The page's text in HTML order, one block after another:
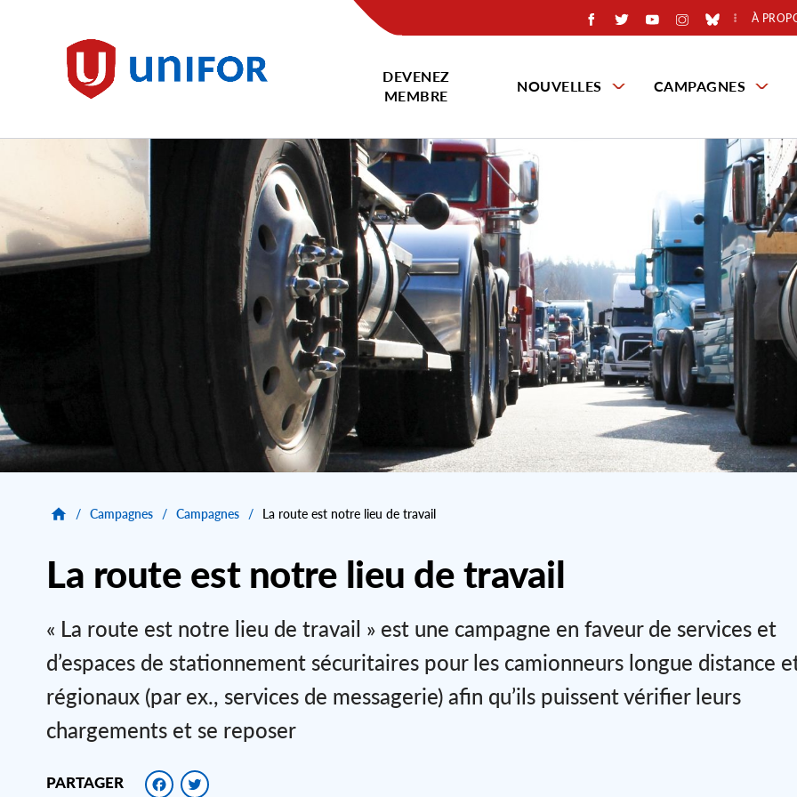
Unifor
À
DEVENEZ
MEMBRE
NOUVELLES CAMPAGNES
/ Campagnes / Campagnes / La route est notre lieu de travail
La route est notre lieu de travail
« La route est notre lieu de travail » est une campagne en faveur de services et
d’espaces de stationnement sécuritaires pour les camionneurs longue distance
régionaux (par ex., services de messagerie) afin qu’ils puissent vérifier leurs
chargements et se reposer
PARTAGER Facebook